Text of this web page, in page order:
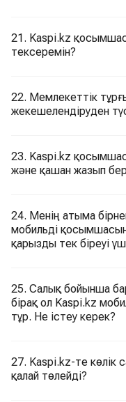
21. Kaspi.kz
тексеремін?
22. Мемлекеттік
жекешелендіруден
23. Kaspi.kz
және қашан жазып
24. Менің атыма
мобильді
қарызды тек біреуі
25. Салық бойынша
бірақ ол Kaspi.kz
тұр. Не істеу керек?
27. Kaspi.kz-те көлік
қалай төлейді?